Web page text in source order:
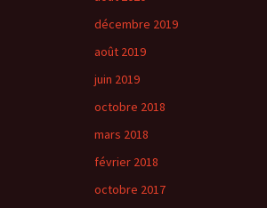
décembre 2019
août 2019
juin 2019
octobre 2018
mars 2018
février 2018
octobre 2017